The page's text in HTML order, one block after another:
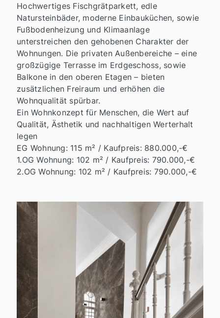
Hochwertiges Fischgrätparkett, edle
Natursteinbäder, moderne Einbauküchen, sowie
Fußbodenheizung und Klimaanlage
unterstreichen den gehobenen Charakter der
Wohnungen. Die privaten Außenbereiche – eine
großzügige Terrasse im Erdgeschoss, sowie
Balkone in den oberen Etagen – bieten
zusätzlichen Freiraum und erhöhen die
Wohnqualität spürbar.
Ein Wohnkonzept für Menschen, die Wert auf
Qualität, Ästhetik und nachhaltigen Werterhalt
legen
EG Wohnung: 115 m² / Kaufpreis: 880.000,-€
1.OG Wohnung: 102 m² / Kaufpreis: 790.000,-€
2.OG Wohnung: 102 m² / Kaufpreis: 790.000,-€